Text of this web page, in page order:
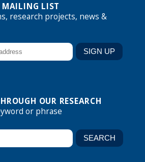
MAILING LIST
research projects, news &
OUR RESEARCH
or phrase